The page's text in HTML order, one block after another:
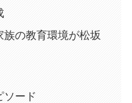
の教育環境が松坂
ソード